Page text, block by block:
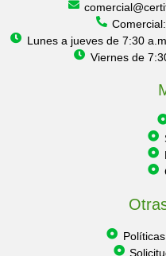
Lunes a jueves de 7:30
Viernes de